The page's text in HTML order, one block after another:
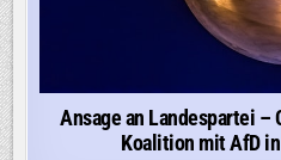
Ansage an Landespartei –
Koalition mit AfD